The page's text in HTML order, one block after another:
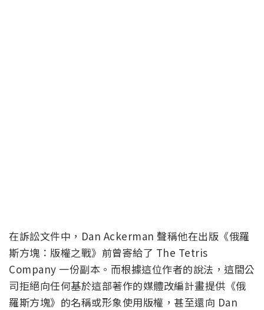
在訴訟文件中，Dan Ackerman 聲稱他在出版《俄羅
斯方塊：版權之戰》前曾寄給了 The Tetris
Company 一份副本。而根據這位作者的說法，這間公
司拒絕向任何基於這部著作的媒體改編計畫提供《俄
羅斯方塊》的名稱或形象使用版權，甚至還向 Dan